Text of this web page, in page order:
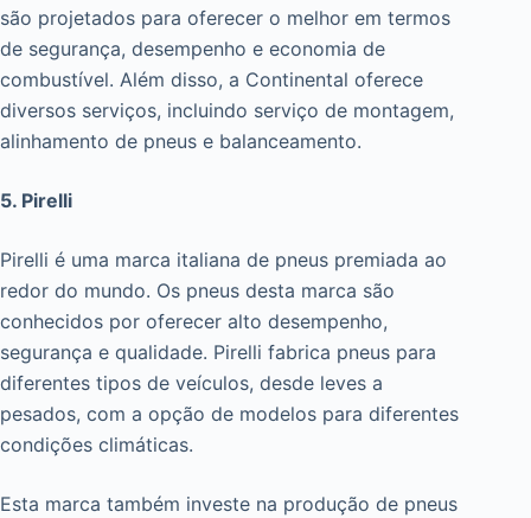
são projetados para oferecer o melhor em termos
de segurança, desempenho e economia de
combustível. Além disso, a Continental oferece
diversos serviços, incluindo serviço de montagem,
alinhamento de pneus e balanceamento.
5. Pirelli
Pirelli é uma marca italiana de pneus premiada ao
redor do mundo. Os pneus desta marca são
conhecidos por oferecer alto desempenho,
segurança e qualidade. Pirelli fabrica pneus para
diferentes tipos de veículos, desde leves a
pesados, com a opção de modelos para diferentes
condições climáticas.
Esta marca também investe na produção de pneus